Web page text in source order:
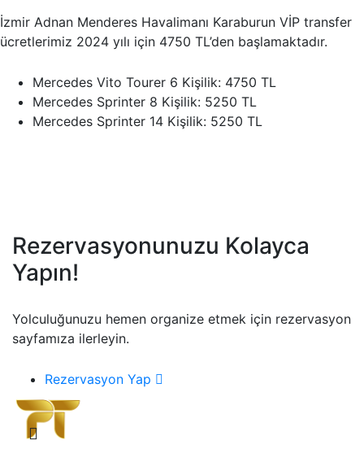
İzmir Adnan Menderes Havalimanı Karaburun VİP transfer
ücretlerimiz 2024 yılı için 4750 TL’den başlamaktadır.
Mercedes Vito Tourer 6 Kişilik: 4750 TL
Mercedes Sprinter 8 Kişilik: 5250 TL
Mercedes Sprinter 14 Kişilik: 5250 TL
Rezervasyonunuzu Kolayca
Yapın!
Yolculuğunuzu hemen organize etmek için rezervasyon
sayfamıza ilerleyin.
Rezervasyon Yap